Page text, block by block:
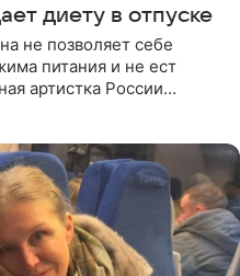
диету в отпуске
не позволяет себе
питания и не ест
артистка России